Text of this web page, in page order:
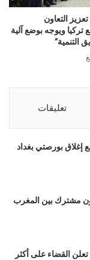
التعاون
تركيا ويوجه بوضع آلية
التنمية”
تعليقات
إغلاق بورصتي بغداد
العالم 2030 سيكون مشترك بين المغرب
القضاء على أكثر